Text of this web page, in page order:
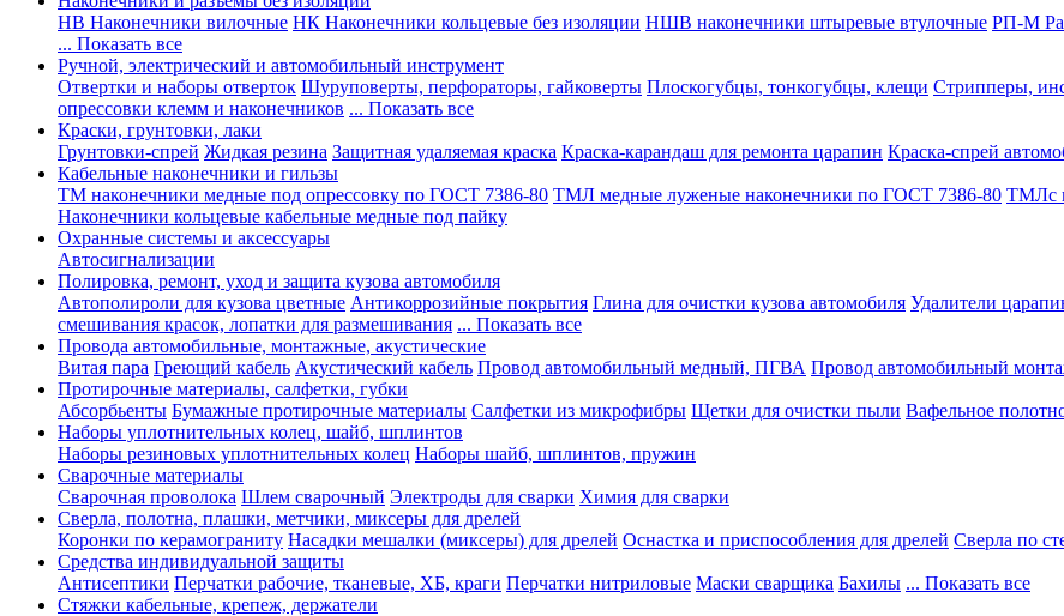
НВ Наконечники вилочные НК Наконечники кольцевые без изоляции НШВ наконечники штыревые втулочные РП-М
... Показать все
Ручной, электрический и автомобильный инструмент
Отвертки и наборы отверток Шуруповерты, перфораторы, гайковерты Плоскогубцы, тонкогубцы, клещи Стрипперы,
опрессовки клемм и наконечников ... Показать все
Краски, грунтовки, лаки
Грунтовки-спрей Жидкая резина Защитная удаляемая краска Краска-карандаш для ремонта царапин Краска-спрей
Кабельные наконечники и гильзы
ТМ наконечники медные под опрессовку по ГОСТ 7386-80 ТМЛ медные луженые наконечники по ГОСТ 7386-80 ТМЛс
Наконечники кольцевые кабельные медные под пайку
Охранные системы и аксессуары
Автосигнализации
Полировка, ремонт, уход и защита кузова автомобиля
Автополироли для кузова цветные Антикоррозийные покрытия Глина для очистки кузова автомобиля Удалители
смешивания красок, лопатки для размешивания ... Показать все
Провода автомобильные, монтажные, акустические
Витая пара Греющий кабель Акустический кабель Провод автомобильный медный, ПГВА Провод автомобильный
Протирочные материалы, салфетки, губки
Абсорбьенты Бумажные протирочные материалы Салфетки из микрофибры Щетки для очистки пыли Вафельное
Наборы уплотнительных колец, шайб, шплинтов
Наборы резиновых уплотнительных колец Наборы шайб, шплинтов, пружин
Сварочные материалы
Сварочная проволока Шлем сварочный Электроды для сварки Химия для сварки
Сверла, полотна, плашки, метчики, миксеры для дрелей
Коронки по керамограниту Насадки мешалки (миксеры) для дрелей Оснастка и приспособления для дрелей Сверла по
Средства индивидуальной защиты
Антисептики Перчатки рабочие, тканевые, ХБ, краги Перчатки нитриловые Маски сварщика Бахилы ... Показать все
Стяжки кабельные, крепеж, держатели